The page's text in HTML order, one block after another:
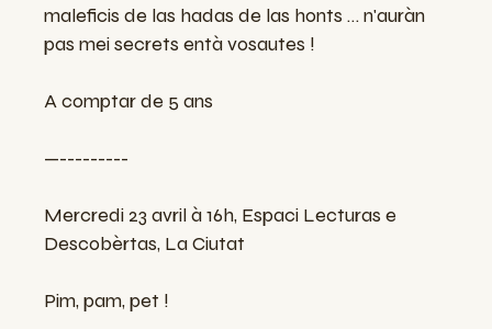
maleficis de las hadas de las honts … n'auràn
pas mei secrets entà vosautes !
A comptar de 5 ans
—---------
Mercredi 23 avril à 16h, Espaci Lecturas e
Descobèrtas, La Ciutat
Pim, pam, pet !